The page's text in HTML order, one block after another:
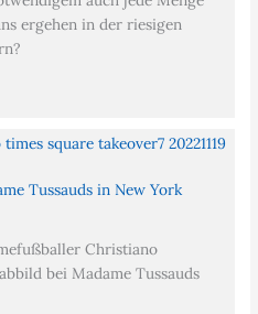
ergehen in der riesigen
Tussauds in New York
Christiano
bei Madame Tussauds